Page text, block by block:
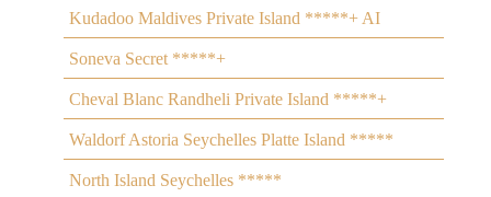
Kudadoo Maldives Private Island *****+ AI
Soneva Secret *****+
Cheval Blanc Randheli Private Island *****+
Waldorf Astoria Seychelles Platte Island *****
North Island Seychelles *****